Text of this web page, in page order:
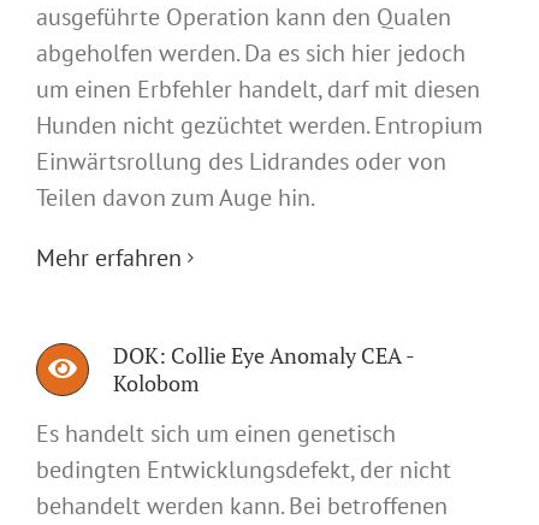
ausgeführte Operation kann den Qualen
abgeholfen werden. Da es sich hier jedoch
um einen Erbfehler handelt, darf mit diesen
Hunden nicht gezüchtet werden. Entropium
Einwärtsrollung des Lidrandes oder von
Teilen davon zum Auge hin.
Mehr erfahren
DOK: Collie Eye Anomaly CEA -
Kolobom
Es handelt sich um einen genetisch
bedingten Entwicklungsdefekt, der nicht
behandelt werden kann. Bei betroffenen